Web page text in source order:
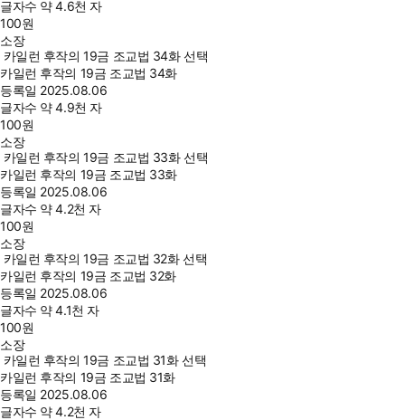
글자수 약 4.6천 자
100원
소장
카일런 후작의 19금 조교법 34화 선택
카일런 후작의 19금 조교법 34화
등록일 2025.08.06
글자수 약 4.9천 자
100원
소장
카일런 후작의 19금 조교법 33화 선택
카일런 후작의 19금 조교법 33화
등록일 2025.08.06
글자수 약 4.2천 자
100원
소장
카일런 후작의 19금 조교법 32화 선택
카일런 후작의 19금 조교법 32화
등록일 2025.08.06
글자수 약 4.1천 자
100원
소장
카일런 후작의 19금 조교법 31화 선택
카일런 후작의 19금 조교법 31화
등록일 2025.08.06
글자수 약 4.2천 자